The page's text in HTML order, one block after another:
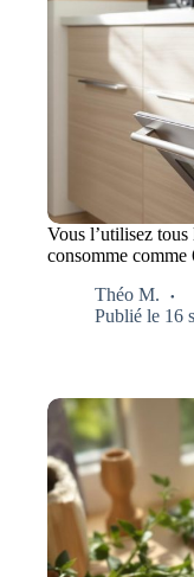
Vous l’utilisez
consomme comme
Théo M.
Publié le 16